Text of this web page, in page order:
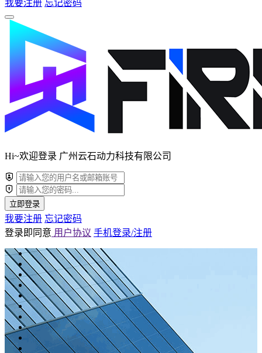
我要注册 忘记密码
Hi~欢迎登录 广州云石动力科技有限公司
立即登录
我要注册 忘记密码
登录即同意 用户协议 手机登录/注册